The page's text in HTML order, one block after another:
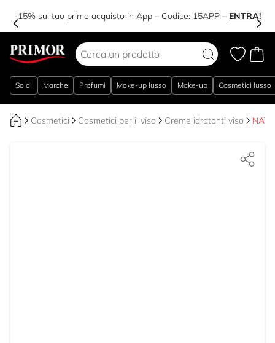
-15% sul tuo primo acquisto in App – Codice: 15APP – ENTRA!
Saldi Marche Profumi Make-up lusso Make-up Cosmetici lusso
Cosmetici Cosmetici per il viso Creme idratanti viso